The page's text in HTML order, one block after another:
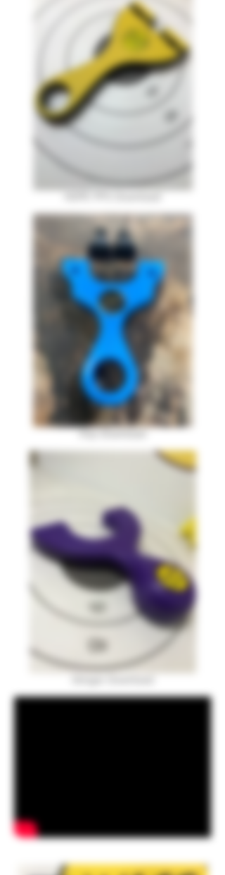
Imp Download